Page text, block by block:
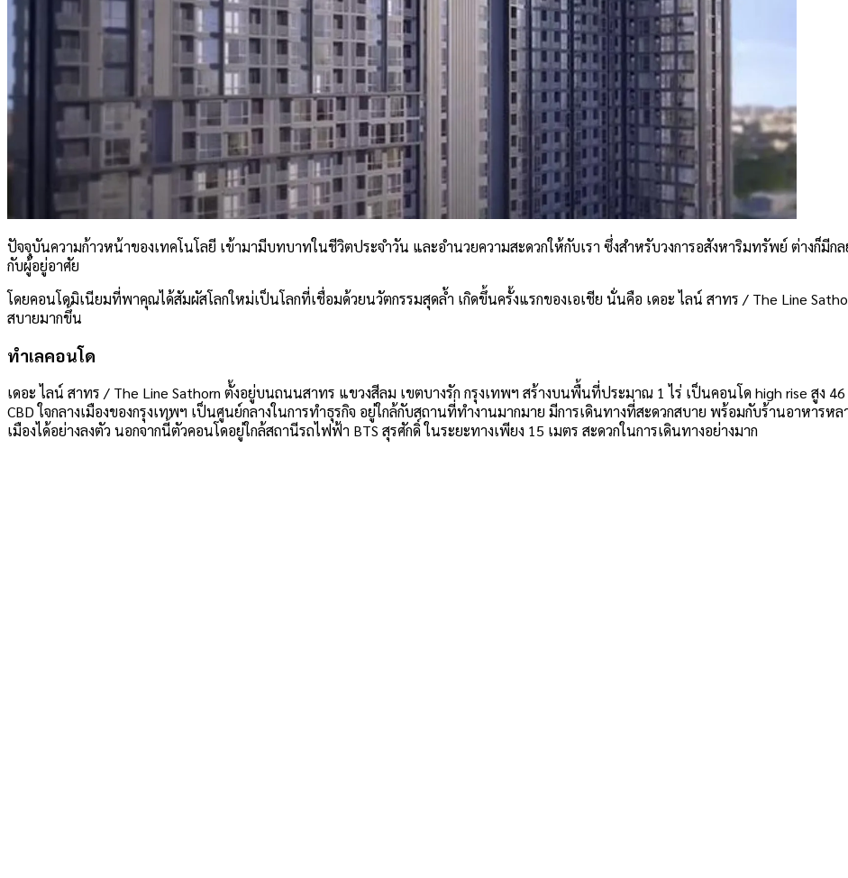
ปัจจุบันความก้าวหน้าของเทคโนโลยี เข้ามามีบทบาทในชีวิตประจำวัน และอำนวยความสะดวกให้กับเรา ซึ่งสำหรับวงการอสังหาริมทรัพย์ ต่างก็มี
กับผู้อยู่อาศัย
โดยคอนโดมิเนียมที่พาคุณได้สัมผัสโลกใหม่เป็นโลกที่เชื่อมด้วยนวัตกรรมสุดล้ำ เกิดขึ้นครั้งแรกของเอเชีย นั่นคือ เดอะ ไลน์ สาทร / The Line
สบายมากขึ้น
ทำเลคอนโด
เดอะ ไลน์ สาทร / The Line Sathorn ตั้งอยู่บนถนนสาทร แขวงสีลม เขตบางรัก กรุงเทพฯ สร้างบนพื้นที่ประมาณ 1 ไร่ เป็นคอนโด high rise สูง
CBD ใจกลางเมืองของกรุงเทพฯ เป็นศูนย์กลางในการทำธุรกิจ อยู่ใกล้กับสถานที่ทำงานมากมาย มีการเดินทางที่สะดวกสบาย พร้อมกับร้านอาหา
เมืองได้อย่างลงตัว นอกจากนี้ตัวคอนโดอยู่ใกล้สถานีรถไฟฟ้า BTS สุรศักดิ์ ในระยะทางเพียง 15 เมตร สะดวกในการเดินทางอย่างมาก